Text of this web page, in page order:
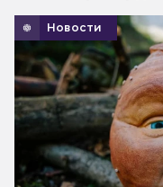
Новости